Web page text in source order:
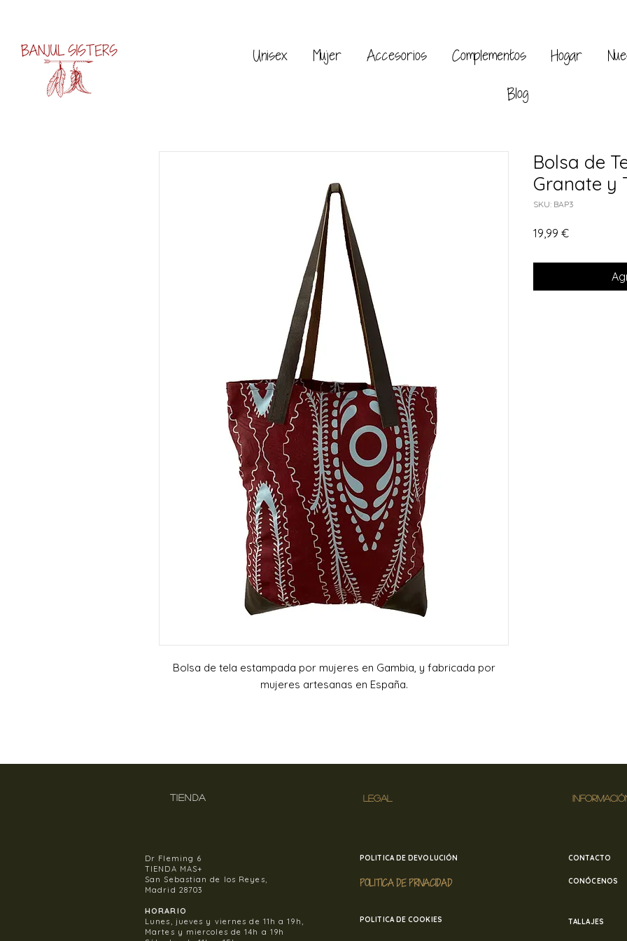
Unisex Mujer Accesorios Complementos Hogar
Blog
Bolsa de tela estampada por mujeres en Gambia, y fabricada por
mujeres artesanas en España.
Bolsa de
Granate y
SKU: BAP3
19,99 €Precio
TIENDA
Dr Fleming 6
TIENDA MAS+
San Sebastian de los Reyes,
Madrid 28703
HORARIO
Lunes, jueves y viernes de 11h a 19h,
Martes y miercoles de 14h a 19h
LEGAL
POLITICA DE DEVOLUCIÓN CONTACTO
POLITICA DE PRIVACIDAD CONÓCENOS
TALLAJES
POLITICA DE COOKIES